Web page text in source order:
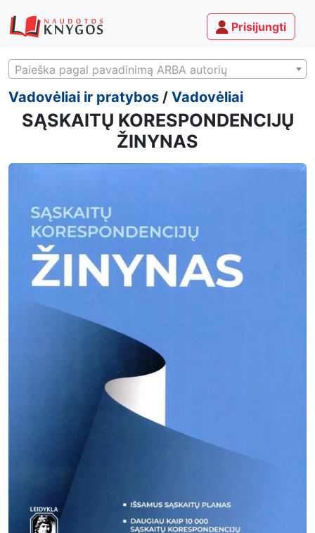
Prisijungti
Paieška pagal pavadinimą ARBA autorių
Vadovėliai ir pratybos / Vadovėliai
SĄSKAITŲ KORESPONDENCIJŲ
ŽINYNAS